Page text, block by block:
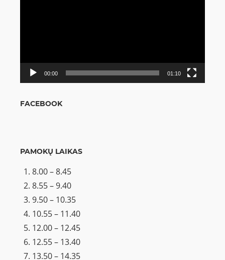
00:00 01:10
FACEBOOK
PAMOKŲ LAIKAS
8.00 – 8.45
8.55 – 9.40
9.50 – 10.35
10.55 – 11.40
12.00 – 12.45
12.55 – 13.40
13.50 – 14.35